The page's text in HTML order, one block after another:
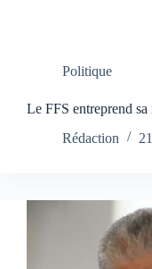
Politique
Le FFS entreprend
Rédaction